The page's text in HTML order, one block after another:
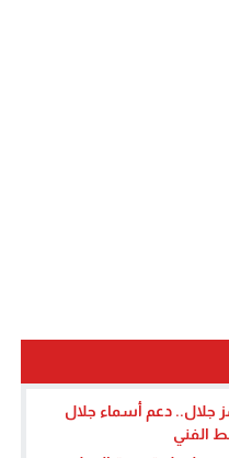
جلال.. دعم أسماء جلال
الفني